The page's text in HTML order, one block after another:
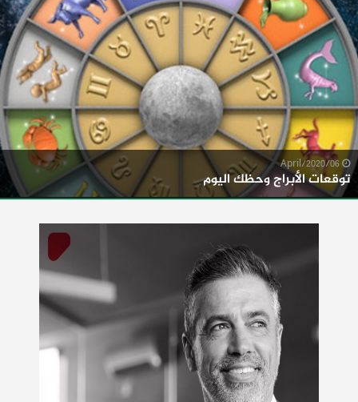
توقعات الأبراج وحظك اليوم